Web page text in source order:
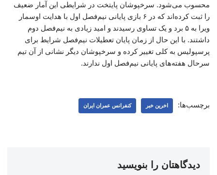
محسوب می‌شود. سرخپوشان پایتخت در شرایطی این آمار ضعیف
را ثبت کرده‌اند که در ۶ بازی پایانی نیم‌فصل اول با هدایت اوسمار
ویرا به ۵ برد و یک تساوی رسیدند و امید زیادی به نیم‌فصل دوم
داشتند. با این حال از زمان پایان تعطیلات نیم‌فصل شرایط برای
پرسپولیس به کلی تغییر کرده و سرخپوشان دیگر نشانی از آن تیم
سرحال هفته‌های پایانی نیم‌فصل اول ندارند.
برچسب‌ها: اخرین خبر کنفرانس عمران ایران
دیدگاهتان را بنویسید